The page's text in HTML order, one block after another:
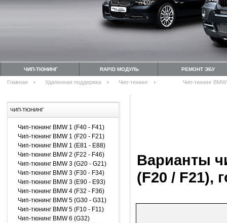
ЧИП-ТЮНИНГ RAPID МОДУЛЬ РЕМОНТ ЭБУ
Главная Удаленная поддержка Чип-тюнинг Чип-тюнинг
ЧИП-ТЮНИНГ
Чип-тюнинг BMW 1 (F40 - F41)
Чип-тюнинг BMW 1 (F20 - F21)
Чип-тюнинг BMW 1 (E81 - E88)
Чип-тюнинг BMW 2 (F22 - F46)
Чип-тюнинг BMW 3 (G20 - G21)
Чип-тюнинг BMW 3 (F30 - F34)
Чип-тюнинг BMW 3 (E90 - E93)
Чип-тюнинг BMW 4 (F32 - F36)
Чип-тюнинг BMW 5 (G30 - G31)
Чип-тюнинг BMW 5 (F10 - F11)
Чип-тюнинг BMW 6 (G32)
Варианты
(F20 / F21),